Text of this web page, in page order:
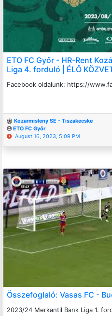
ETO FC Győr - HR-Rent
Liga 4. forduló | ÉLŐ
Facebook oldalunk: https://
Kozarmisleny SE - Tiszakecske
ETO FC Győr
August 16, 2023, 5:09 PM
Összefoglaló: Vasas FC -
2023/24 Merkantil Bank Liga 1.